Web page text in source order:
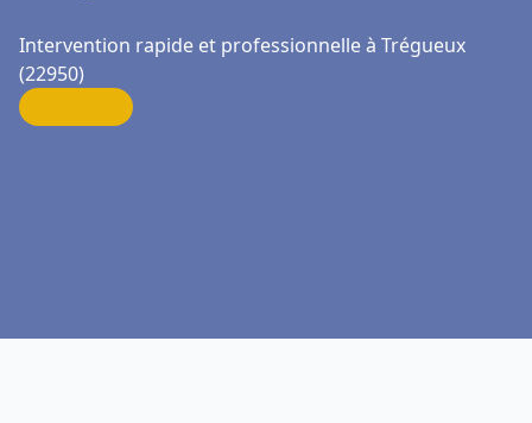
Intervention rapide et professionnelle à Trégueux
(22950)